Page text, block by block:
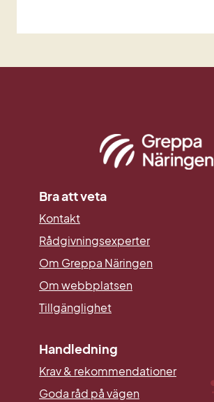
Bra att veta
Kontakt
Rådgivningsexperter
Om Greppa Näringen
Om webbplatsen
Tillgänglighet
Handledning
Krav & rekommendationer
Goda råd på vägen